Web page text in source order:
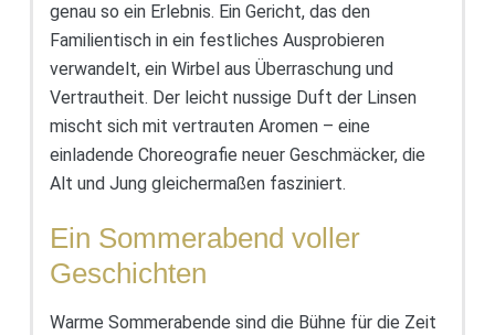
genau so ein Erlebnis. Ein Gericht, das den
Familientisch in ein festliches Ausprobieren
verwandelt, ein Wirbel aus Überraschung und
Vertrautheit. Der leicht nussige Duft der Linsen
mischt sich mit vertrauten Aromen – eine
einladende Choreografie neuer Geschmäcker, die
Alt und Jung gleichermaßen fasziniert.
Ein Sommerabend voller
Geschichten
Warme Sommerabende sind die Bühne für die Zeit